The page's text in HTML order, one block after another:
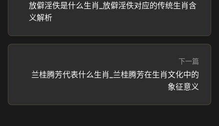
放僻淫佚是什么生肖_放僻淫佚对应的传统生肖含
义解析
下一篇
兰桂腾芳代表什么生肖_兰桂腾芳在生肖文化中的
象征意义